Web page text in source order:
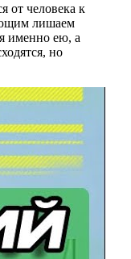
от человека к
лишаем
именно ею, а
но